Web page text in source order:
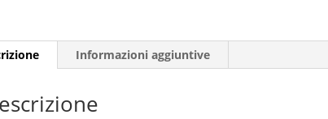
Informazioni aggiuntive